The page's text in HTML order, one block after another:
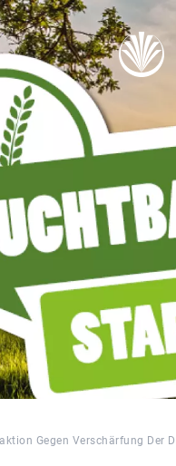
Gegen Verschärfung Der